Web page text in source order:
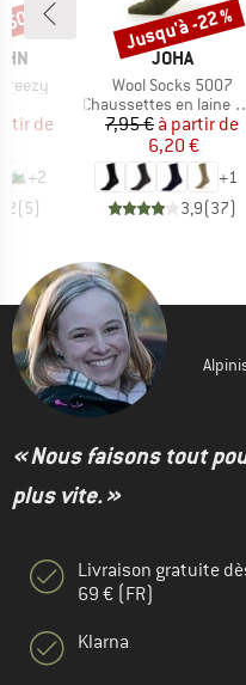
réduit
de
+2
(5)
%
MARQUE
JOHA
Article
Wool Socks 5007
Product group
Chaussettes en laine mérinos
Prix
7,95 € Prix réduit
à partir de
6,20 €
+1
3,9(37)
Remise
Jusqu'à -22 %
« Nous faisons tout
plus vite. »
Livraison gratuite
69 € (FR)
Klarna